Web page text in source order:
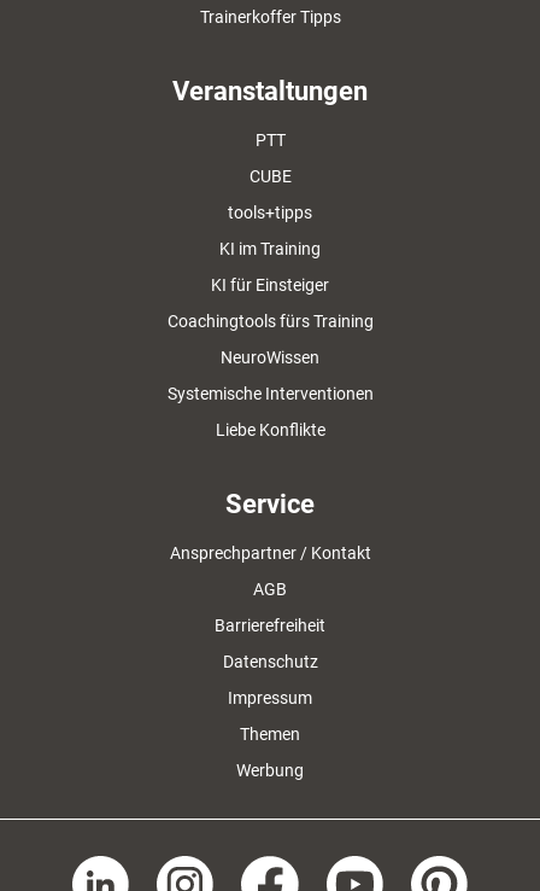
Trainerkoffer Tipps
Veranstaltungen
PTT
CUBE
tools+tipps
KI im Training
KI für Einsteiger
Coachingtools fürs Training
NeuroWissen
Systemische Interventionen
Liebe Konflikte
Service
Ansprechpartner / Kontakt
AGB
Barrierefreiheit
Datenschutz
Impressum
Themen
Werbung